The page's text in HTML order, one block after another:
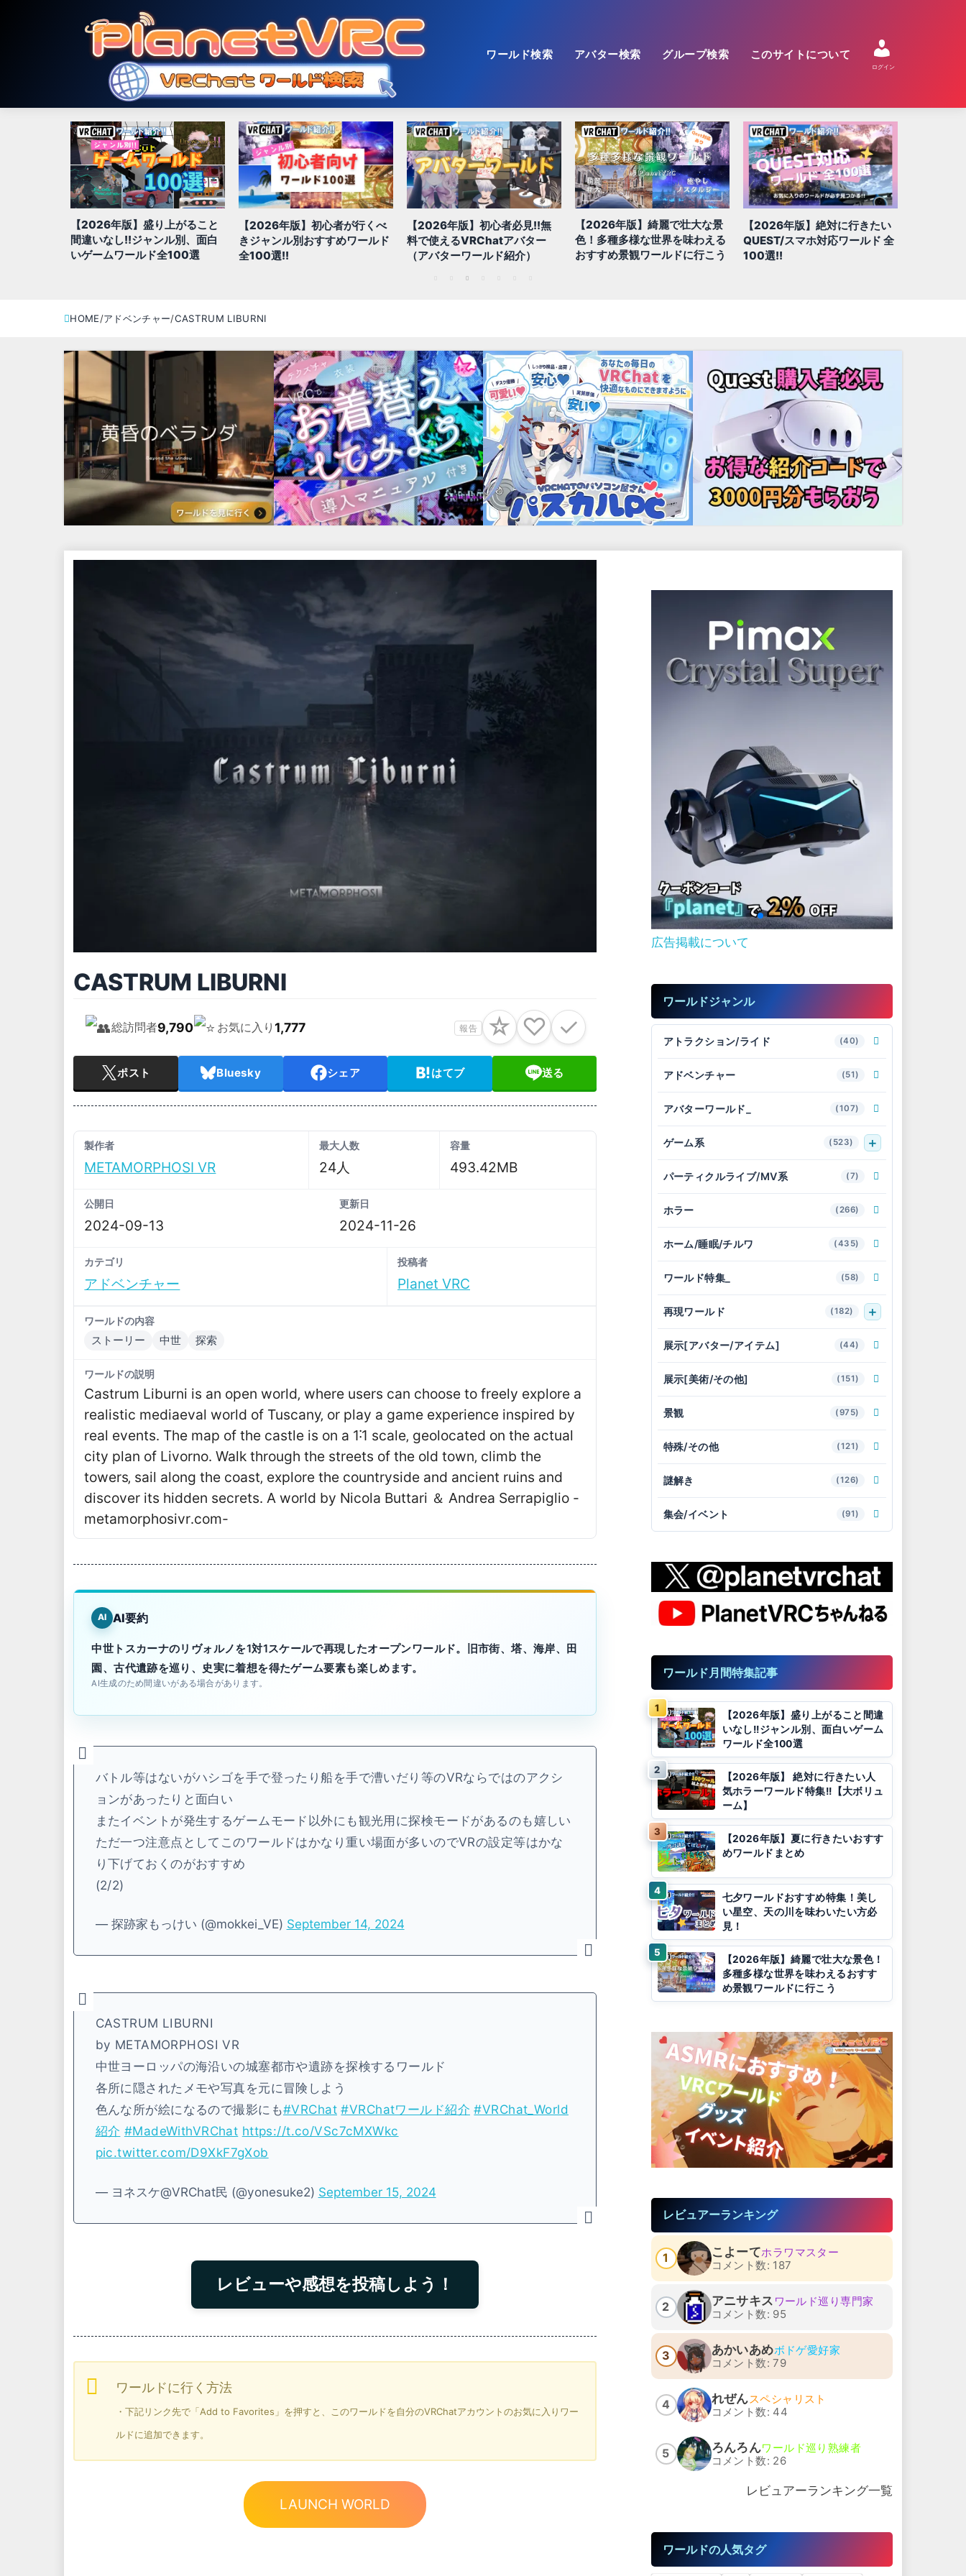
ワールド検索 アバター検索 グループ検索 このサイトについて
ログイン
【2026年版】盛り上がること
間違いなし!!ジャンル別、面白
いゲームワールド全100選
【2026年版】初心者が行くべ
きジャンル別おすすめワールド
全100選!!
【2026年版】初心者必見!!無
料で使えるVRChatアバター
（アバターワールド紹介）
【2026年版】綺麗で壮大な景
色！多種多様な世界を味わえる
おすすめ景観ワールドに行こう
【2026年版】絶対に行きたい
QUEST/スマホ対応ワールド 全
100選!!
HOME アドベンチャー CASTRUM LIBURNI
CASTRUM LIBURNI
総訪問者9,790 お気に入り 1,777 報告 ☆ ♡ ✓
ポスト Bluesky シェア はてブ 送る
製作者
METAMORPHOSI VR
最大人数
24人
容量
493.42MB
公開日
2024-09-13
更新日
2024-11-26
カテゴリ
アドベンチャー
投稿者
Planet VRC
ワールドの内容
ストーリー 中世 探索
ワールドの説明
Castrum Liburni is an open world‚ where users can choose to freely explore a
realistic mediaeval world of Tuscany‚ or play a game experience inspired by
real events․ The map of the castle is on a 1˸1 scale‚ geolocated on the actual
city plan of Livorno․ Walk through the streets of the old town‚ climb the
towers‚ sail along the coast‚ explore the countryside and ancient ruins and
discover its hidden secrets․ A world by Nicola Buttari ＆ Andrea Serrapiglio -
metamorphosivr․com-
AI AI要約
中世トスカーナのリヴォルノを1対1スケールで再現したオープンワールド。旧市街、塔、海岸、田
園、古代遺跡を巡り、史実に着想を得たゲーム要素も楽しめます。
AI生成のため間違いがある場合があります。
バトル等はないがハシゴを手で登ったり船を手で漕いだり等のVRならではのアクシ
ョンがあったりと面白い
またイベントが発生するゲームモード以外にも観光用に探検モードがあるのも嬉しい
ただ一つ注意点としてこのワールドはかなり重い場面が多いのでVRの設定等はかな
り下げておくのがおすすめ
(2/2)
— 探跡家もっけい (@mokkei_VE) September 14, 2024
CASTRUM LIBURNI
by METAMORPHOSI VR
中世ヨーロッパの海沿いの城塞都市や遺跡を探検するワールド
各所に隠されたメモや写真を元に冒険しよう
色んな所が絵になるので撮影にも#VRChat #VRChatワールド紹介 #VRChat_World
紹介 #MadeWithVRChat https://t.co/VSc7cMXWkc
pic.twitter.com/D9XkF7gXob
— ヨネスケ@VRChat民 (@yonesuke2) September 15, 2024
レビューや感想を投稿しよう！
ワールドに行く方法
・下記リンク先で「Add to Favorites」を押すと、このワールドを自分のVRChatアカウントのお気に入りワー
ルドに追加できます。
LAUNCH WORLD
広告掲載について
ワールドジャンル
アトラクション/ライド (40)
アドベンチャー (51)
アバターワールド_ (107)
ゲーム系 (523)
パーティクルライブ/MV系 (7)
ホラー (266)
ホーム/睡眠/チルワ (435)
ワールド特集_ (58)
再現ワールド (182)
展示[アバター/アイテム] (44)
展示[美術/その他] (151)
景観 (975)
特殊/その他 (121)
謎解き (126)
集会/イベント (91)
ワールド月間特集記事
【2026年版】盛り上がること間違
いなし!!ジャンル別、面白いゲーム
ワールド全100選
【2026年版】 絶対に行きたい人
気ホラーワールド特集!!【大ボリュ
ーム】
【2026年版】夏に行きたいおすす
めワールドまとめ
七夕ワールドおすすめ特集！美し
い星空、天の川を味わいたい方必
見！
【2026年版】綺麗で壮大な景色！
多種多様な世界を味わえるおすす
め景観ワールドに行こう
レビュアーランキング
1 こよーてホラワマスター
コメント数: 187
2 アニサキス ワールド巡り専門家
コメント数: 95
3 あかいあめボドゲ愛好家
コメント数: 79
4 れぜんスペシャリスト
コメント数: 44
5 ろんろんワールド巡り熟練者
コメント数: 26
レビュアーランキング一覧
ワールドの人気タグ